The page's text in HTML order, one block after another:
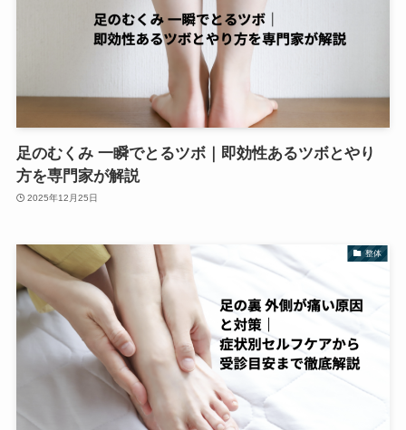
足のむくみ 一瞬でとるツボ｜即効性あるツボとやり
方を専門家が解説
2025年12月25日
整体